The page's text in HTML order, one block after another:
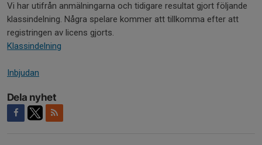
Vi har utifrån anmälningarna och tidigare resultat gjort följande
klassindelning. Några spelare kommer att tillkomma efter att
registringen av licens gjorts.
Klassindelning
Inbjudan
Dela nyhet